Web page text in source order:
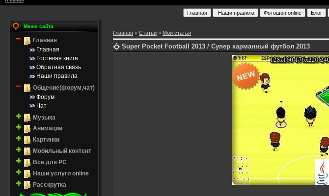
Меню сайта
Главная
Главная
Гостевая книга
Обратная связь
Наши правила
Общение(форум,чат)
Форум
Чат
Музыка
Анимации
Картинки
Мобильный контент
Все для PC
Наши услуги online
Расскрутка
Главная » Статьи » Мои статьи
Super Pocket Football 2013 / Супер карманный футбол 2013